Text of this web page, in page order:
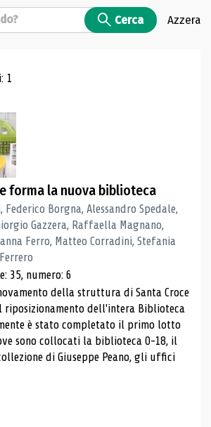
Cerca Azzera
ricerca
1
forma la nuova biblioteca
Borgna, Alessandro Spedale,
Gazzera, Raffaella Magnano,
Ferro, Matteo Corradini, Stefania
35, numero: 6
della struttura di Santa Croce
riposizionamento dell'intera Biblioteca
è stato completato il primo lotto
sono collocati la biblioteca 0-18, il
di Giuseppe Peano, gli uffici